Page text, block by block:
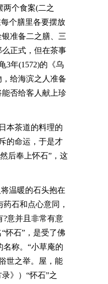
两个食案(二之
个膳里各要摆放
准备二之膳、三
正式，但在茶事
3年(1572)的《乌
给海滨之人准备
否给客人献上珍
本茶道的料理的
的命运，于是才
后奉上怀石”，这
温暖的石头抱在
石和点心意同，
?意并且非常有意
怀石”，是受了佛
名称。“小草庵的
世之举。屋，能
》）“怀石”之